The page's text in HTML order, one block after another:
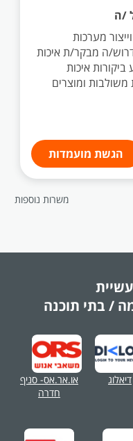
/ה
מערכות
ה מבקר/ת איכות
איכות
ומוצרים
הגשת מועמדות
משרות נוספות
/ בתי תוכנה
דיאלוג
או.אר.אס- סניף
חדרה